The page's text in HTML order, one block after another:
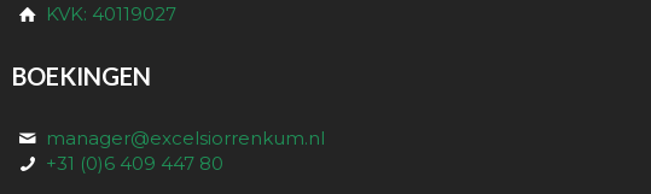
KVK: 40119027
BOEKINGEN
manager@excelsiorrenkum.nl
+31 (0)6 409 447 80